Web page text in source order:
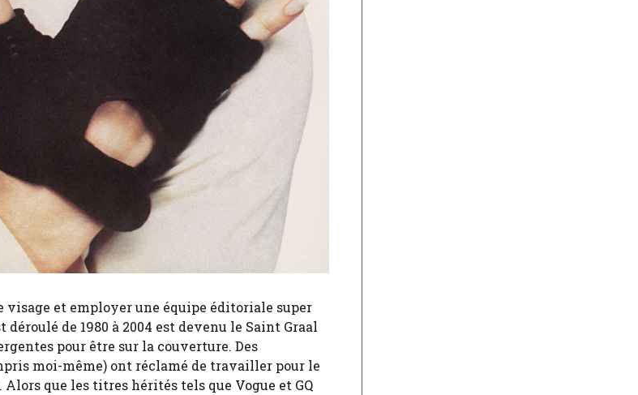
visage et employer une équipe éditoriale super
de 1980 à 2004 est devenu le Saint Graal
pour être sur la couverture. Des
moi-même) ont réclamé de travailler pour le
que les titres hérités tels que Vogue et GQ